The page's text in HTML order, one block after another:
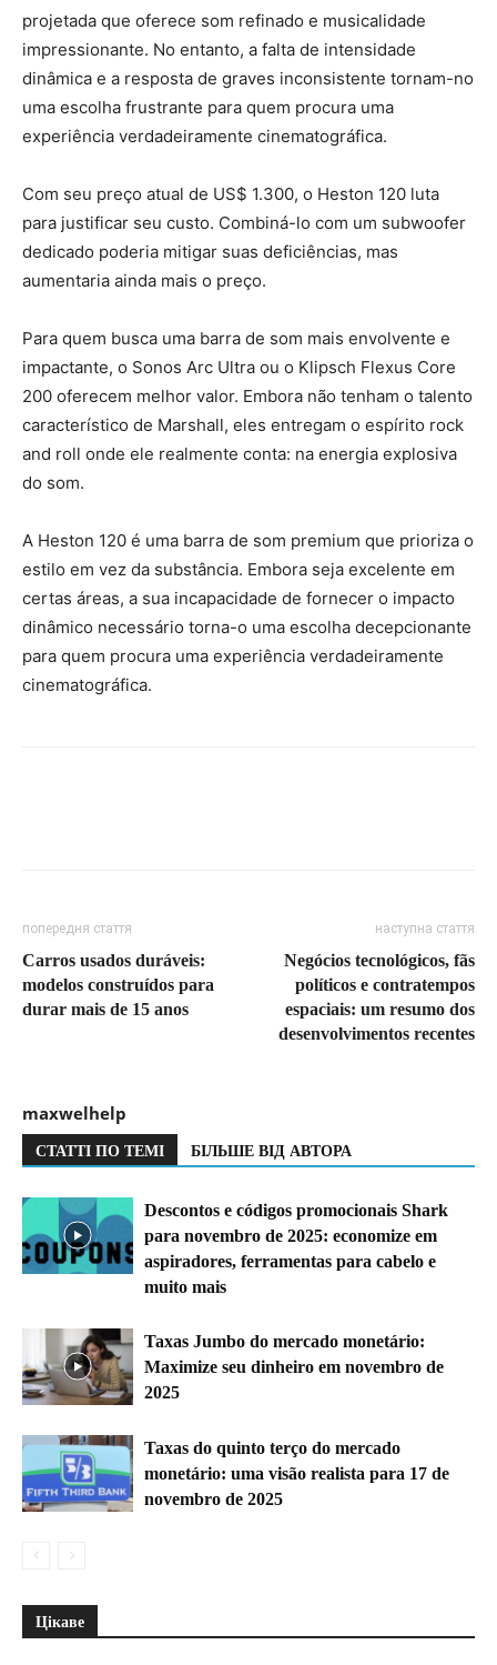
projetada que oferece som refinado e musicalidade
impressionante. No entanto, a falta de intensidade
dinâmica e a resposta de graves inconsistente tornam-no
uma escolha frustrante para quem procura uma
experiência verdadeiramente cinematográfica.
Com seu preço atual de US$ 1.300, o Heston 120 luta
para justificar seu custo. Combiná-lo com um subwoofer
dedicado poderia mitigar suas deficiências, mas
aumentaria ainda mais o preço.
Para quem busca uma barra de som mais envolvente e
impactante, o Sonos Arc Ultra ou o Klipsch Flexus Core
200 oferecem melhor valor. Embora não tenham o talento
característico de Marshall, eles entregam o espírito rock
and roll onde ele realmente conta: na energia explosiva
do som.
A Heston 120 é uma barra de som premium que prioriza o
estilo em vez da substância. Embora seja excelente em
certas áreas, a sua incapacidade de fornecer o impacto
dinâmico necessário torna-o uma escolha decepcionante
para quem procura uma experiência verdadeiramente
cinematográfica.
попередня стаття
Carros usados duráveis:
modelos construídos para
durar mais de 15 anos
наступна стаття
Negócios tecnológicos, fãs
políticos e contratempos
espaciais: um resumo dos
desenvolvimentos recentes
maxwelhelp
СТАТТІ ПО ТЕМІ БІЛЬШЕ ВІД АВТОРА
Descontos e códigos promocionais Shark
para novembro de 2025: economize em
aspiradores, ferramentas para cabelo e
muito mais
Taxas Jumbo do mercado monetário:
Maximize seu dinheiro em novembro de
2025
Taxas do quinto terço do mercado
monetário: uma visão realista para 17 de
novembro de 2025
Цікаве